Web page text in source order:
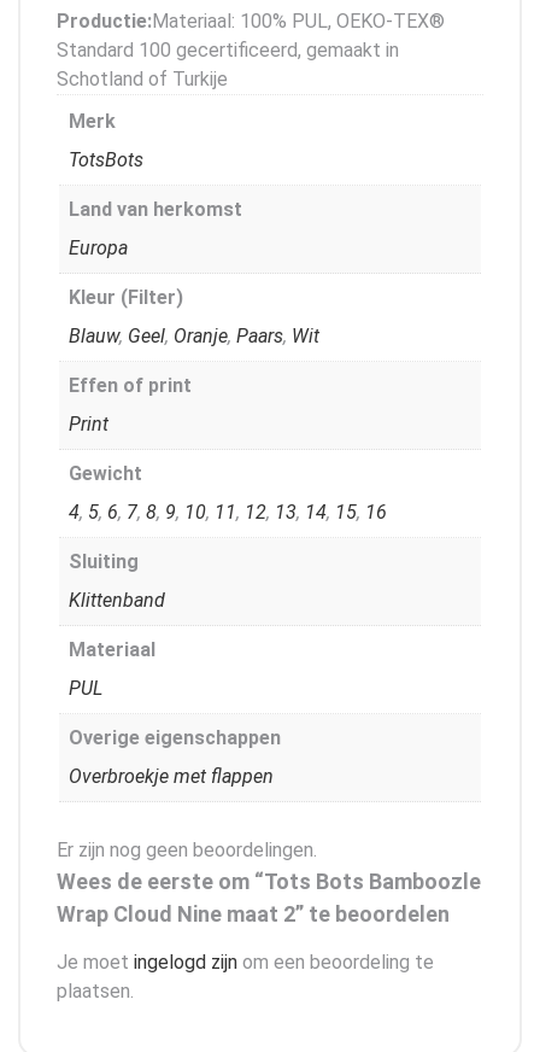
Productie:Materiaal: 100% PUL, OEKO-TEX®
Standard 100 gecertificeerd, gemaakt in
Schotland of Turkije
Merk
TotsBots
Land van herkomst
Europa
Kleur (Filter)
Blauw, Geel, Oranje, Paars, Wit
Effen of print
Print
Gewicht
4, 5, 6, 7, 8, 9, 10, 11, 12, 13, 14, 15, 16
Sluiting
Klittenband
Materiaal
PUL
Overige eigenschappen
Overbroekje met flappen
Er zijn nog geen beoordelingen.
Wees de eerste om “Tots Bots Bamboozle
Wrap Cloud Nine maat 2” te beoordelen
Je moet ingelogd zijn om een beoordeling te
plaatsen.